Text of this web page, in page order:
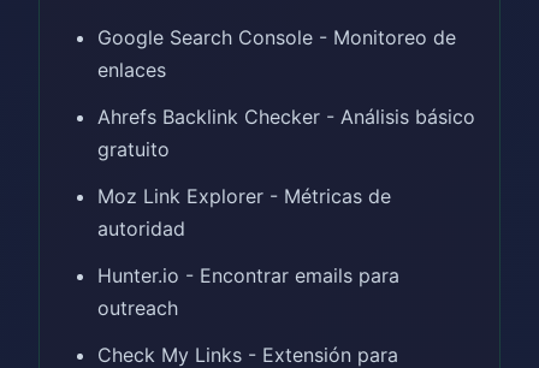
Google Search Console - Monitoreo de
enlaces
Ahrefs Backlink Checker - Análisis básico
gratuito
Moz Link Explorer - Métricas de
autoridad
Hunter.io - Encontrar emails para
outreach
Check My Links - Extensión para